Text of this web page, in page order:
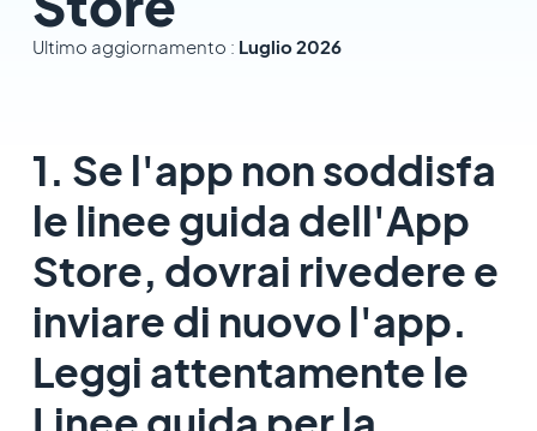
Ultimo aggiornamento : Luglio 2026
1. Se l'app non soddisfa
le linee guida dell'App
Store, dovrai rivedere e
inviare di nuovo l'app.
Leggi attentamente le